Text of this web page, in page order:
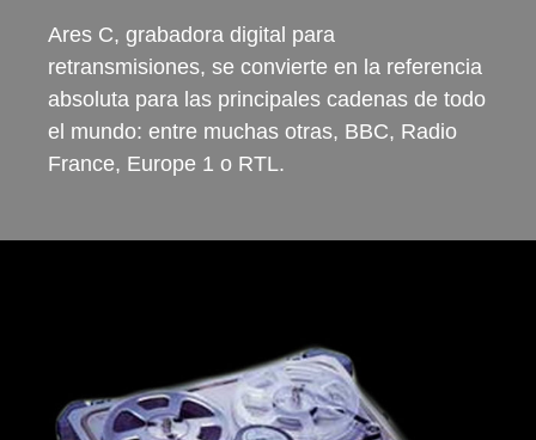
Ares C, grabadora digital para
retransmisiones, se convierte en la referencia
absoluta para las principales cadenas de todo
el mundo: entre muchas otras, BBC, Radio
France, Europe 1 o RTL.